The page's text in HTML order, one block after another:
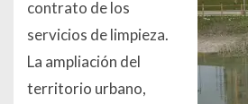
contrato de los
servicios de limpieza.
La ampliación del
territorio urbano,